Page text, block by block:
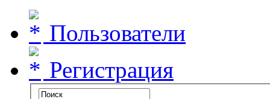
Пользователи
Регистрация